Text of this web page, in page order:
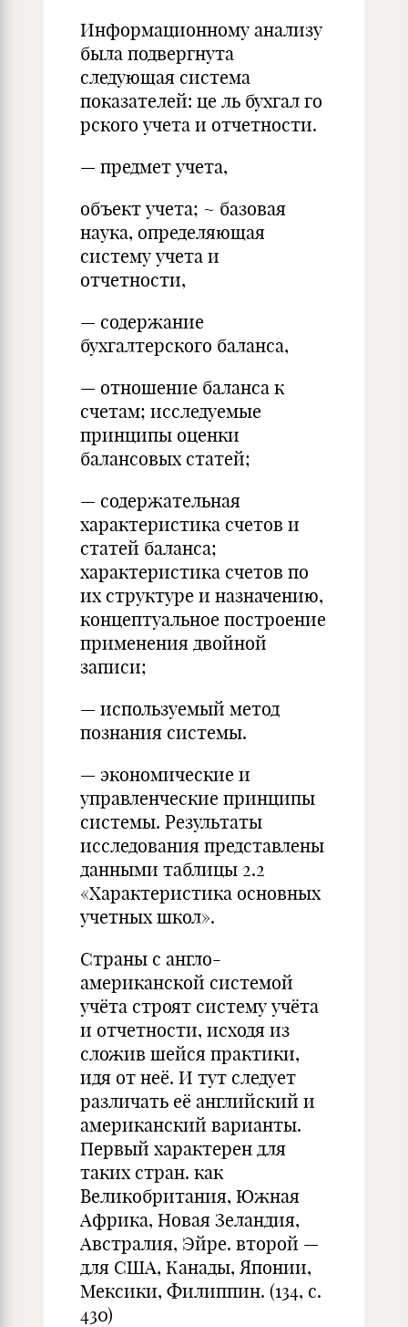
Информационному анализу
была подвергнута
следующая система
показателей: це ль бухгал го
рского учета и отчетности.
— предмет учета,
объект учета; ~ базовая
наука, определяющая
систему учета и
отчетности,
— содержание
бухгалтерского баланса,
— отношение баланса к
счетам; исследуемые
принципы оценки
балансовых статей;
— содержательная
характеристика счетов и
статей баланса;
характеристика счетов по
их структуре и назначению,
концептуальное построение
применения двойной
записи;
— используемый метод
познания системы.
— экономические и
управленческие принципы
системы. Результаты
исследования представлены
данными таблицы 2.2
«Характеристика основных
учетных школ».
Страны с англо-
американской системой
учёта строят систему учёта
и отчетности, исходя из
сложив шейся практики,
идя от неё. И тут следует
различать её английский и
американский варианты.
Первый характерен для
таких стран. как
Великобритания, Южная
Африка, Новая Зеландия,
Австралия, Эйре. второй —
для США, Канады, Японии,
Мексики, Филиппин. (134, с.
430)